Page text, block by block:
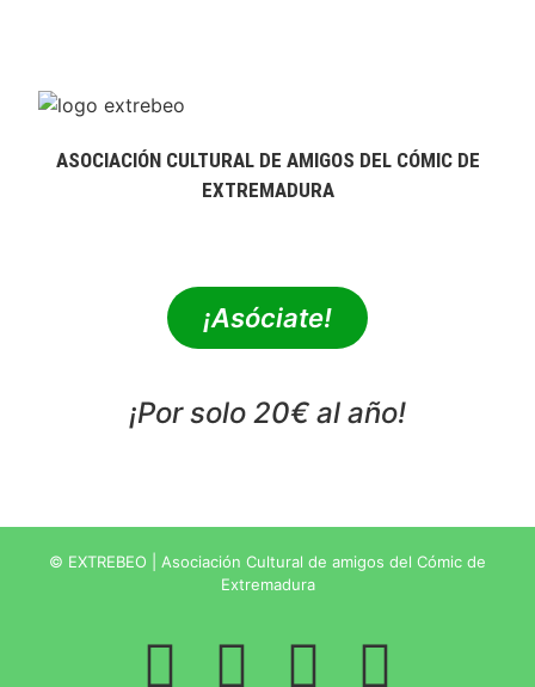
ASOCIACIÓN CULTURAL DE AMIGOS DEL CÓMIC DE
EXTREMADURA
¡Asóciate!
¡Por solo 20€ al año!
© EXTREBEO | Asociación Cultural de amigos del Cómic de
Extremadura